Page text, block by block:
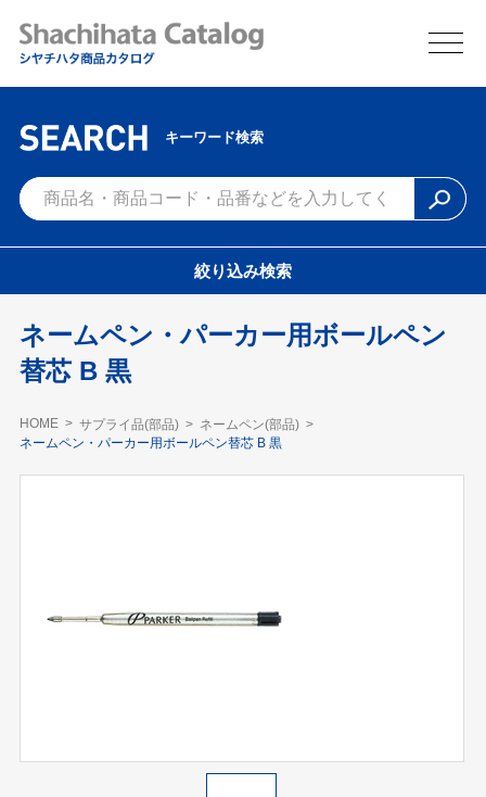
キーワード検索
絞り込み検索
ネームペン・パーカー用ボールペン
替芯 B 黒
HOME サプライ品(部品)
ネームペン(部品)
ネームペン・パーカー用ボールペン替芯 B 黒